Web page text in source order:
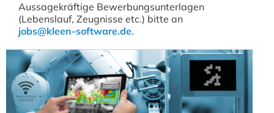
Aussagekräftige Bewerbungsunterlagen
(Lebenslauf, Zeugnisse etc.) bitte an
jobs@kleen-software.de.